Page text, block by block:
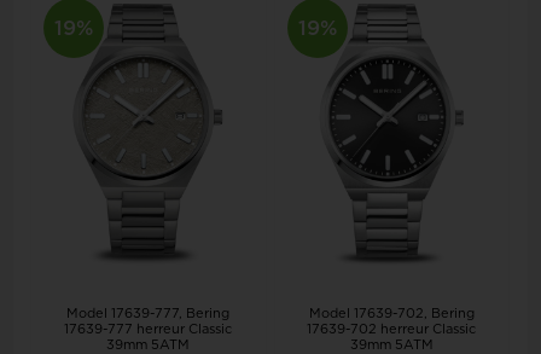
19%
Model 17639-777
Bering
17639-777 herreur Classic
39mm 5ATM
19%
Model 17639-702
Bering
17639-702 herreur Classic
39mm 5ATM